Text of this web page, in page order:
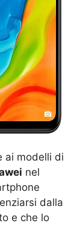
ai modelli di
nel
dalla
e che lo